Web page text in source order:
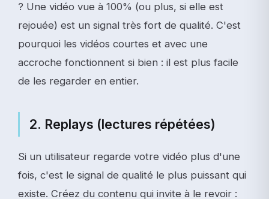
? Une vidéo vue à 100% (ou plus, si elle est
rejouée) est un signal très fort de qualité. C'est
pourquoi les vidéos courtes et avec une
accroche fonctionnent si bien : il est plus facile
de les regarder en entier.
2. Replays (lectures répétées)
Si un utilisateur regarde votre vidéo plus d'une
fois, c'est le signal de qualité le plus puissant qui
existe. Créez du contenu qui invite à le revoir :